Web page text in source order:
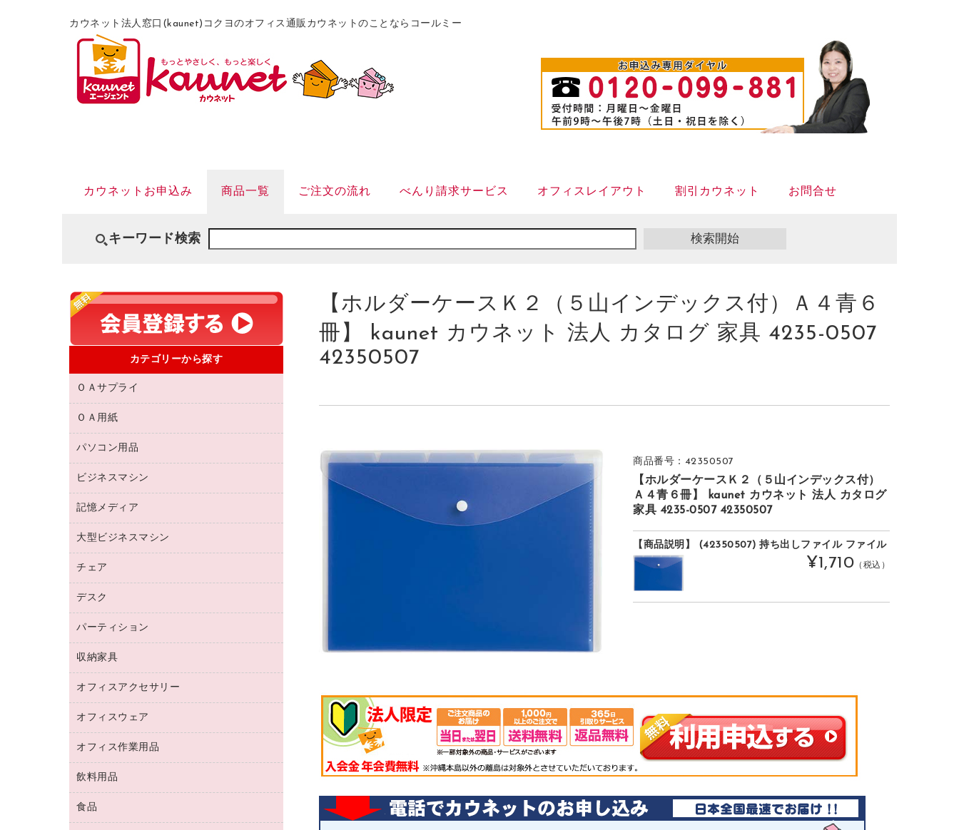
カウネット法人窓口(kaunet)コクヨのオフィス通販カウネットのことならコールミー
カウネットお申込み 商品一覧 ご注文の流れ べんり請求サービス オフィスレイアウト 割引カウネット お問合せ
キーワード検索
【ホルダーケースＫ２（５山インデックス付）Ａ４青６
冊】 kaunet カウネット 法人 カタログ 家具 4235-0507
42350507
商品番号：42350507
【ホルダーケースＫ２（５山インデックス付）
Ａ４青６冊】 kaunet カウネット 法人 カタログ
家具 4235-0507 42350507
【商品説明】 (42350507) 持ち出しファイル ファイル
¥1,710 （税込）
カテゴリーから探す
ＯＡサプライ
互換インクカートリッジ
リサイクルトナー（プール方式）
リサイクルインクカートリッジ
プリンタ用リボン
トナーカートリッジ
コピートナー
インクカートリッジ
ＯＡ用紙
名刺用紙
ワープロ用紙
ラベル用紙
プロッター用紙
ハガキ用紙
その他コピー用紙・プリンタ用紙
コピー用紙
パソコン用品
パソコン周辺機器
マウスパッド
マウス
パソコンバッグ／収納用品
ネットワーク／ＬＡＮ機器
ネットワーク／ＬＡＮアクセサリー
セキュリティ用品
ＵＳＢハブ／ＵＳＢアクセサリー
ＯＡフィルター
ＯＡクリーナー／エアダスター
ＨＤＤ／ＳＳＤ
ビジネスマシン
電話機
レーザープリンタ／複合機
メモリーカード
プロジェクタ
ファクシミリ
デジタルカメラ
スキャナー
コピー機
記憶メディア
ブルーレイディスク
ＣＤ－ＲＷ
ＣＤ－Ｒ
メディア収納用品
大型ビジネスマシン
プリンタ
チェア
応接イス・ベンチ
オフィスチェア
デスク
ミーティングテーブル
デスク
カウンター
パーティション
ホワイトボード・黒板
収納家具
保管庫・書庫
ロッカー・下駄箱
その他収納
オフィスアクセサリー
オフィスアクセサリー
オフィスウェア
医療・介護・ワーキングウェア
ブラウス・シャツ
アウター
オフィス作業用品
養生用品
防災用備蓄食品・飲料
飲料用品
緑茶飲料
食品